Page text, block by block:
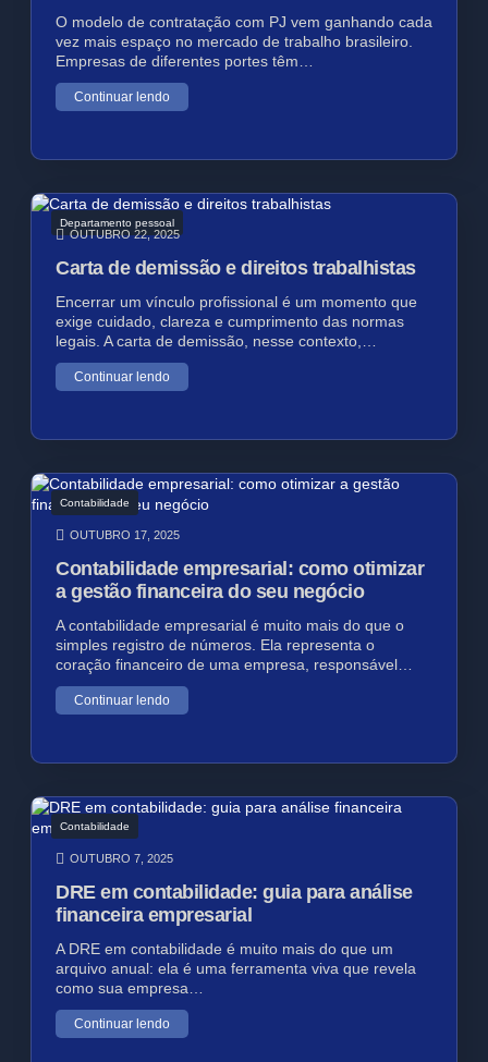
O modelo de contratação com PJ vem ganhando cada
vez mais espaço no mercado de trabalho brasileiro.
Empresas de diferentes portes têm…
Continuar lendo
Departamento pessoal
OUTUBRO 22, 2025
Carta de demissão e direitos trabalhistas
Encerrar um vínculo profissional é um momento que
exige cuidado, clareza e cumprimento das normas
legais. A carta de demissão, nesse contexto,…
Continuar lendo
Contabilidade
OUTUBRO 17, 2025
Contabilidade empresarial: como otimizar
a gestão financeira do seu negócio
A contabilidade empresarial é muito mais do que o
simples registro de números. Ela representa o
coração financeiro de uma empresa, responsável…
Continuar lendo
Contabilidade
OUTUBRO 7, 2025
DRE em contabilidade: guia para análise
financeira empresarial
A DRE em contabilidade é muito mais do que um
arquivo anual: ela é uma ferramenta viva que revela
como sua empresa…
Continuar lendo